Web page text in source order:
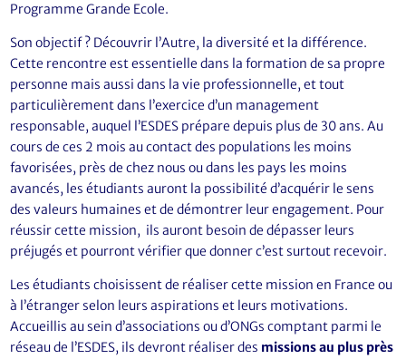
Programme Grande Ecole.
Son objectif ? Découvrir l’Autre, la diversité et la différence.
Cette rencontre est essentielle dans la formation de sa propre
personne mais aussi dans la vie professionnelle, et tout
particulièrement dans l’exercice d’un management
responsable, auquel l’ESDES prépare depuis plus de 30 ans. Au
cours de ces 2 mois au contact des populations les moins
favorisées, près de chez nous ou dans les pays les moins
avancés, les étudiants auront la possibilité d’acquérir le sens
des valeurs humaines et de démontrer leur engagement. Pour
réussir cette mission, ils auront besoin de dépasser leurs
préjugés et pourront vérifier que donner c’est surtout recevoir.
Les étudiants choisissent de réaliser cette mission en France ou
à l’étranger selon leurs aspirations et leurs motivations.
Accueillis au sein d’associations ou d’ONGs comptant parmi le
réseau de l’ESDES, ils devront réaliser des missions au plus près